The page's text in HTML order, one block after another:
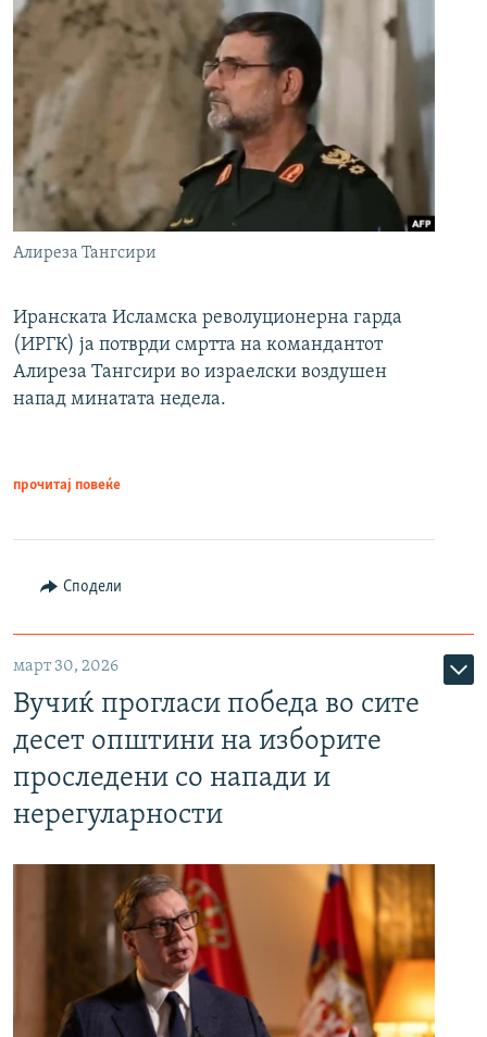
Алиреза Тангсири
Иранската Исламска револуционерна гарда
(ИРГК) ја потврди смртта на командантот
Алиреза Тангсири во израелски воздушен
напад минатата недела.
прочитај повеќе
Сподели
март 30, 2026
Вучиќ прогласи победа во сите
десет општини на изборите
проследени со напади и
нерегуларности